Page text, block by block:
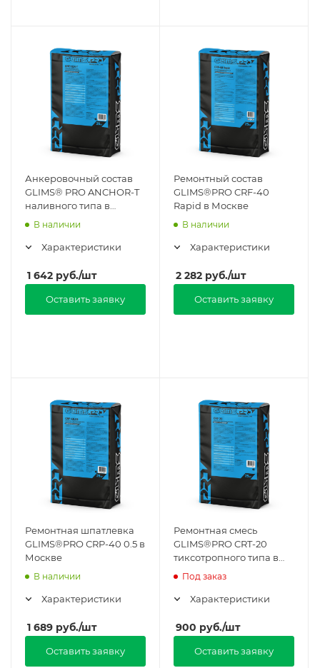
Анкеровочный состав
GLIMS® PRO ANCHOR-T
наливного типа в
Москве
В наличии
Характеристики
1 642 руб./шт
Оставить заявку
Ремонтный состав
GLIMS®PRO CRF-40
Rapid в Москве
В наличии
Характеристики
2 282 руб./шт
Оставить заявку
Ремонтная шпатлевка
GLIMS®PRO СRP-40 0.5 в
Москве
В наличии
Характеристики
1 689 руб./шт
Оставить заявку
Ремонтная смесь
GLIMS®PRO CRT-20
тиксотропного типа в
Москве
Под заказ
Характеристики
900 руб./шт
Оставить заявку